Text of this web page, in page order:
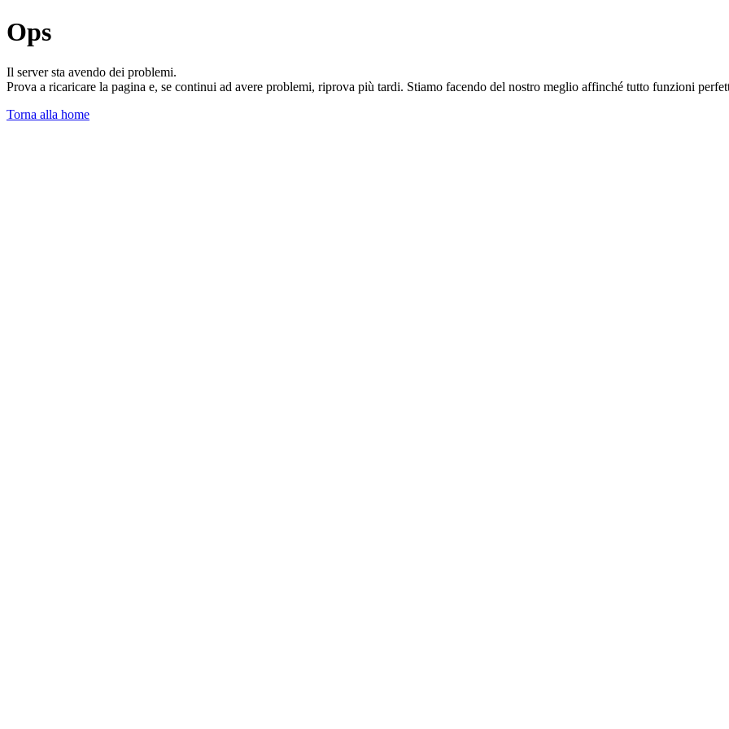
Ops
Il server sta avendo dei problemi.
Prova a ricaricare la pagina e, se continui ad avere problemi, riprova più tardi. Stiamo facendo del nostro meglio affinché tutto funzioni
Torna alla home